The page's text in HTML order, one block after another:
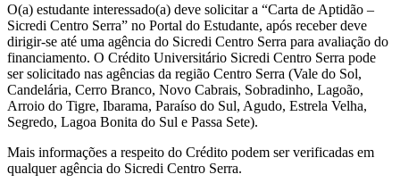
O(a) estudante interessado(a) deve solicitar a “Carta de Aptidão –
Sicredi Centro Serra” no Portal do Estudante, após receber deve
dirigir-se até uma agência do Sicredi Centro Serra para avaliação do
financiamento. O Crédito Universitário Sicredi Centro Serra pode
ser solicitado nas agências da região Centro Serra (Vale do Sol,
Candelária, Cerro Branco, Novo Cabrais, Sobradinho, Lagoão,
Arroio do Tigre, Ibarama, Paraíso do Sul, Agudo, Estrela Velha,
Segredo, Lagoa Bonita do Sul e Passa Sete).
Mais informações a respeito do Crédito podem ser verificadas em
qualquer agência do Sicredi Centro Serra.